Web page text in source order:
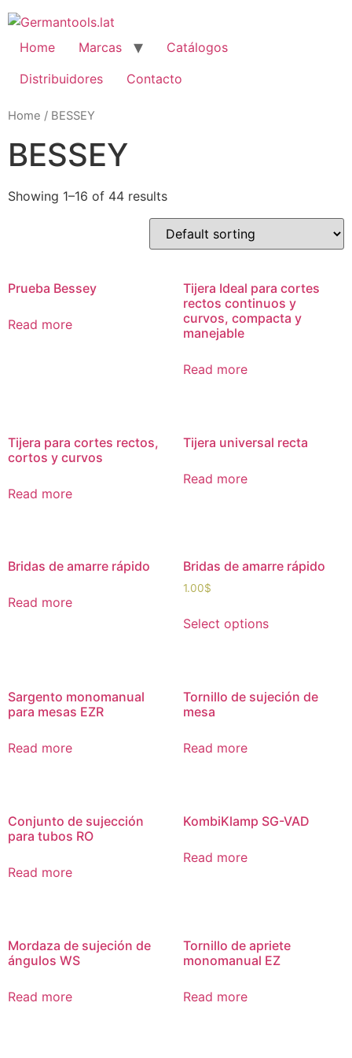
Skip
to
content
Home Marcas
Catálogos
Distribuidores
Contacto
Home / BESSEY
BESSEY
Showing 1–16 of 44 results
Prueba Bessey
Read more
Tijera Ideal para cortes
rectos continuos y
curvos, compacta y
manejable
Read more
Tijera para cortes rectos,
cortos y curvos
Read more
Tijera universal recta
Read more
Bridas de amarre rápido
Read more
Bridas de amarre rápido
1.00$
Select options
Sargento monomanual
para mesas EZR
Read more
Tornillo de sujeción de
mesa
Read more
Conjunto de sujección
para tubos RO
Read more
KombiKlamp SG-VAD
Read more
Mordaza de sujeción de
ángulos WS
Read more
Tornillo de apriete
monomanual EZ
Read more